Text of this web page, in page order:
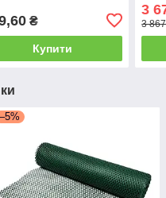
₴
Купити
3
3
–5%